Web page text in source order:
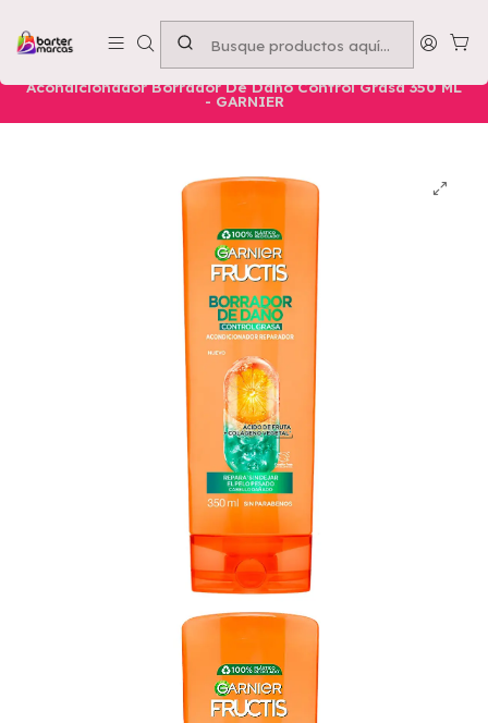
Emprende con nosotros -Compra mínima $50.000
Nuestros Productos Belleza Cuidado Capilar
Acondicionador Borrador De Daño Control Grasa 350 ML
- GARNIER